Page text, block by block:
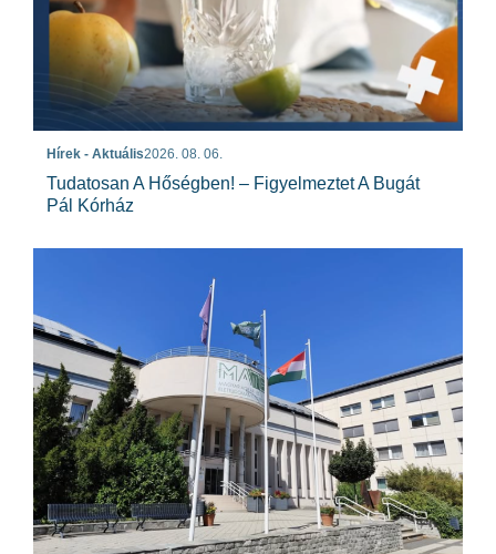
Hírek - Aktuális2026. 08. 06.
Tudatosan A Hőségben! – Figyelmeztet A Bugát
Pál Kórház